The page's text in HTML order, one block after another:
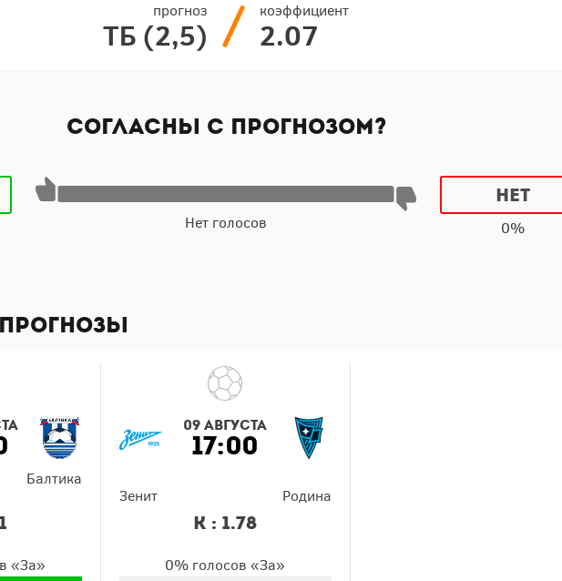
прогноз
ТБ (2,5)
коэффициент
2.07
Согласны с прогнозом?
Нет голосов
Нет
0%
Балтика
«За»
09 августа
17:00
Зенит Родина
К : 1.78
0% голосов «За»